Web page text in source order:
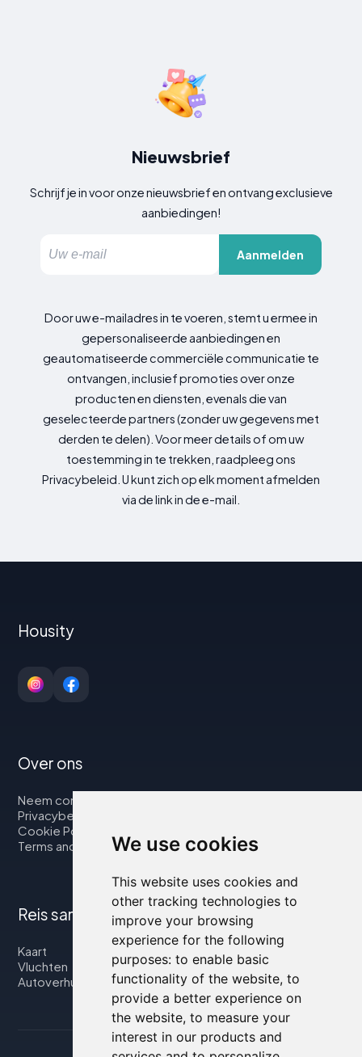
We use cookies
This website uses cookies and
other tracking technologies to
improve your browsing
experience for the following
purposes: to enable basic
functionality of the website, to
provide a better experience on
the website, to measure your
interest in our products and
Nieuwsbrief
Schrijf je in voor onze nieuwsbrief en ontvang exclusieve
aanbiedingen!
Aanmelden
Door uw e-mailadres in te voeren, stemt u ermee in
gepersonaliseerde aanbiedingen en
geautomatiseerde commerciële communicatie te
ontvangen, inclusief promoties over onze
producten en diensten, evenals die van
geselecteerde partners (zonder uw gegevens met
derden te delen). Voor meer details of om uw
toestemming in te trekken, raadpleeg ons
Privacybeleid. U kunt zich op elk moment afmelden
via de link in de e-mail.
Housity
Over ons
Neem contact op met
Privacybeleid
Cookie Policy
Terms and Conditions
Reis samen met ons
Kaart
Vluchten
Autoverhuur